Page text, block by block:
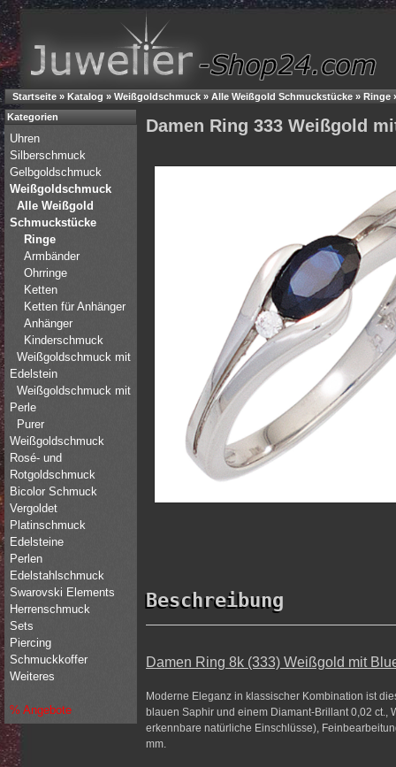
Startseite » Katalog » Weißgoldschmuck » Alle Weißgold Schmuckstücke » Ringe
Damen Ring 333 Weißgold
Beschreibung
Damen Ring 8k (333) Weißgold mit
Moderne Eleganz in klassischer Kombination ist
blauen Saphir und einem Diamant-Brillant 0,02 ct.,
erkennbare natürliche Einschlüsse),
mm.
Kategorien
Uhren
Silberschmuck
Gelbgoldschmuck
Weißgoldschmuck
Alle Weißgold
Schmuckstücke
Ringe
Armbänder
Ohrringe
Ketten
Ketten für Anhänger
Anhänger
Kinderschmuck
Weißgoldschmuck mit
Edelstein
Weißgoldschmuck mit
Perle
Purer
Weißgoldschmuck
Rosé- und
Rotgoldschmuck
Bicolor Schmuck
Vergoldet
Platinschmuck
Edelsteine
Perlen
Edelstahlschmuck
Swarovski Elements
Herrenschmuck
Sets
Piercing
Schmuckkoffer
Weiteres
% Angebote